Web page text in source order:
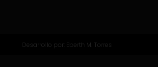
Desarrollo por: Eberth M. Torres